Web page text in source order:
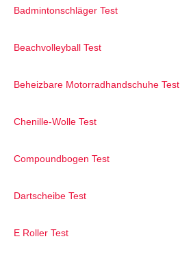
Badmintonschläger Test
Beachvolleyball Test
Beheizbare Motorradhandschuhe Test
Chenille-Wolle Test
Compoundbogen Test
Dartscheibe Test
E Roller Test